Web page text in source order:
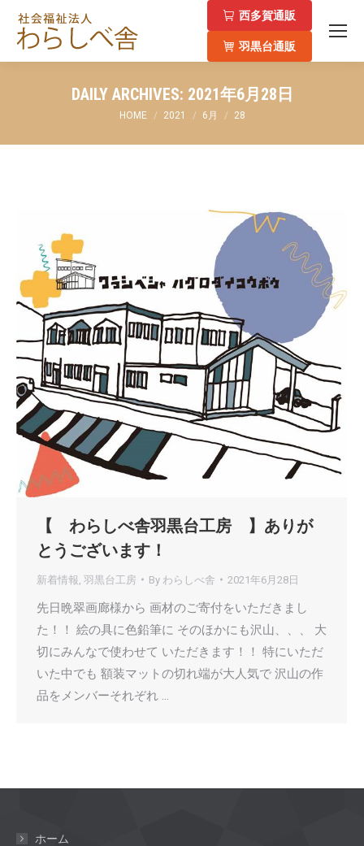
西多賀通販
羽黒台通販
DAILY ARCHIVES: 2021年6月28日
You are here:
HOME 2021 6月 28
【 わらしべ舎羽黒台工房 】ありが
とうございます！
新着情報 羽黒台工房 By わらしべ舎 2021年6月28日
先日晩翠画廊様から 画材のご寄付をいただきまし
た！！ 絵の具に色鉛筆に そのほかにも沢山、、、 大
切にみんなで使わせて いただきます！！ 特にいただ
いた中でも 額装マットの切れ端が大人気で 沢山の作
品をメンバーそれぞれ …
ホーム